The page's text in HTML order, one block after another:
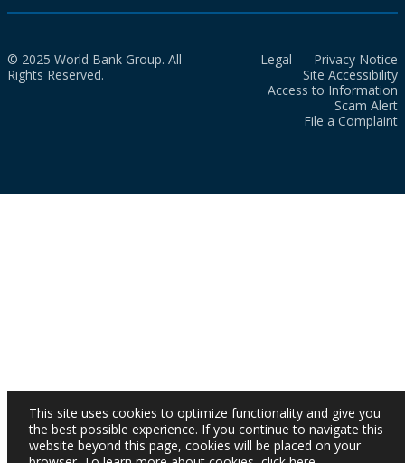
© 2025 World Bank Group. All
Rights Reserved.
Legal
Privacy Notice
Site Accessibility
Access to Information
Scam Alert
File a Complaint
This site uses cookies to optimize functionality and give you
the best possible experience. If you continue to navigate this
website beyond this page, cookies will be placed on your